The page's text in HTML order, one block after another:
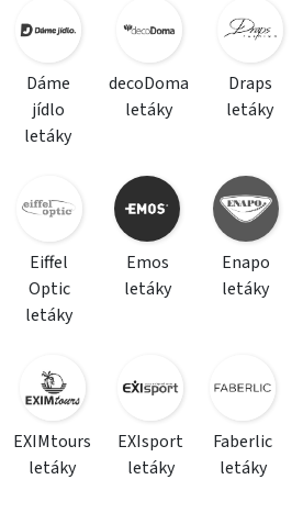
Dáme
jídlo
letáky
decoDoma
letáky
Draps
letáky
Eiffel
Optic
letáky
Emos
letáky
Enapo
letáky
EXIMtours
letáky
EXIsport
letáky
Faberlic
letáky